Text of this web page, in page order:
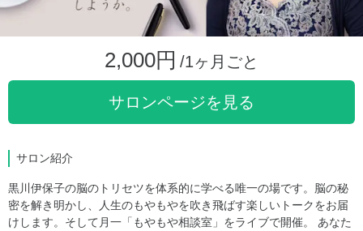
2,000円 /1ヶ月ごと
サロンページを見る
サロン紹介
黒川伊保子の脳のトリセツを体系的に学べる唯一の場です。脳の秘
密を解き明かし、人生のもやもやを吹き飛ばす楽しいトークをお届
けします。そして月一「もやもや相談室」をライブで開催。 あなた